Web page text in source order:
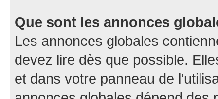
Que sont les annonces
Les annonces globales
devez lire dès que possible.
et dans votre panneau de